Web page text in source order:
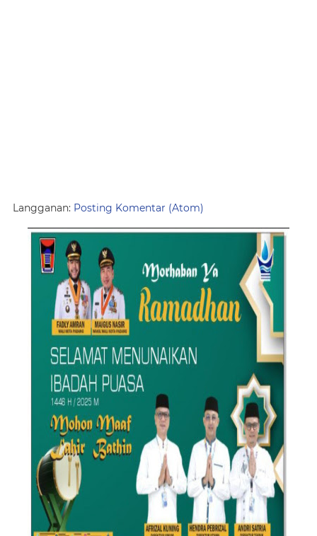
Langganan: Posting Komentar (Atom)